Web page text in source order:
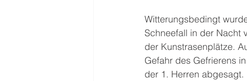
Witterungsbedingt
Schneefall in der Nacht
der Kunstrasenplätze.
Gefahr des Gefrierens
der 1. Herren abgesagt.